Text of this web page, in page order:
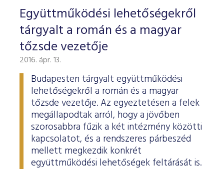
Együttműködési lehetőségekről
tárgyalt a román és a magyar
tőzsde vezetője
2016. ápr. 13.
Budapesten tárgyalt együttműködési
lehetőségekről a román és a magyar
tőzsde vezetője. Az egyeztetésen a felek
megállapodtak arról, hogy a jövőben
szorosabbra fűzik a két intézmény közötti
kapcsolatot, és a rendszeres párbeszéd
mellett megkezdik konkrét
együttműködési lehetőségek feltárását is.